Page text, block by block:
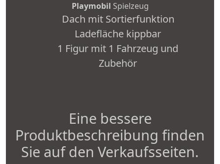
Playmobil Spielzeug
Dach mit Sortierfunktion
Ladefläche kippbar
1 Figur mit 1 Fahrzeug und
Zubehör
Eine bessere
Produktbeschreibung finden
Sie auf den Verkaufsseiten.